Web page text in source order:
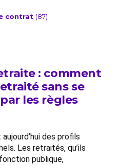
contrat (87)
: comment
sans se
les règles
des profils
Les retraités, qu’ils
publique,